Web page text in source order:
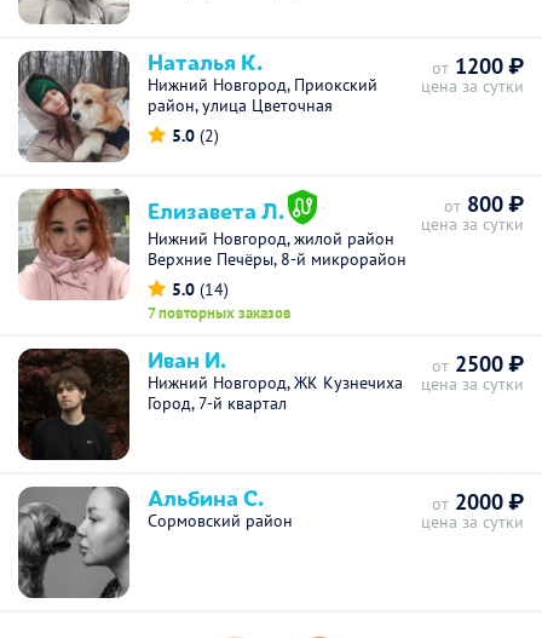
Наталья К.
Нижний Новгород, Приокский
район, улица Цветочная
5.0 (2)
от 1200 ₽
цена за сутки
Елизавета Л.
Нижний Новгород, жилой район
Верхние Печёры, 8-й микрорайон
5.0 (14)
7 повторных заказов
от 800 ₽
цена за сутки
Иван И.
Нижний Новгород, ЖК Кузнечиха
Город, 7-й квартал
от 2500 ₽
цена за сутки
Альбина С.
Сормовский район
от 2000 ₽
цена за сутки